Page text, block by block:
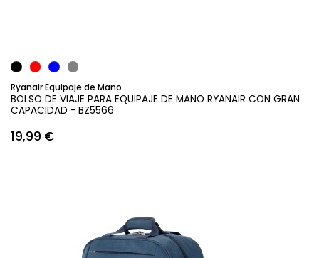
Ryanair Equipaje de Mano
BOLSO DE VIAJE PARA EQUIPAJE DE MANO RYANAIR CON GRAN
CAPACIDAD - BZ5566
19,99 €